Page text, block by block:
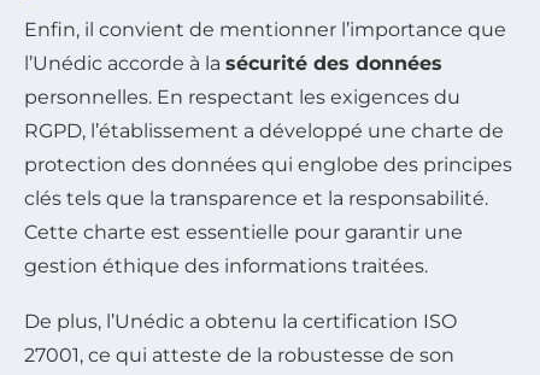
Enfin, il convient de mentionner l’importance que
l’Unédic accorde à la sécurité des données
personnelles. En respectant les exigences du
RGPD, l’établissement a développé une charte de
protection des données qui englobe des principes
clés tels que la transparence et la responsabilité.
Cette charte est essentielle pour garantir une
gestion éthique des informations traitées.
De plus, l’Unédic a obtenu la certification ISO
27001, ce qui atteste de la robustesse de son